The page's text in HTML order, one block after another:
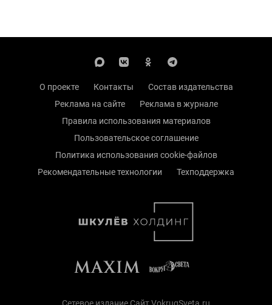
О проекте Контакты
Состав издательства
Реклама на сайте
Реклама в журнале
Правила использования материалов
Пользовательское соглашение
Политика использования cookie-файлов
Рекомендательные технологии
Техподдержка